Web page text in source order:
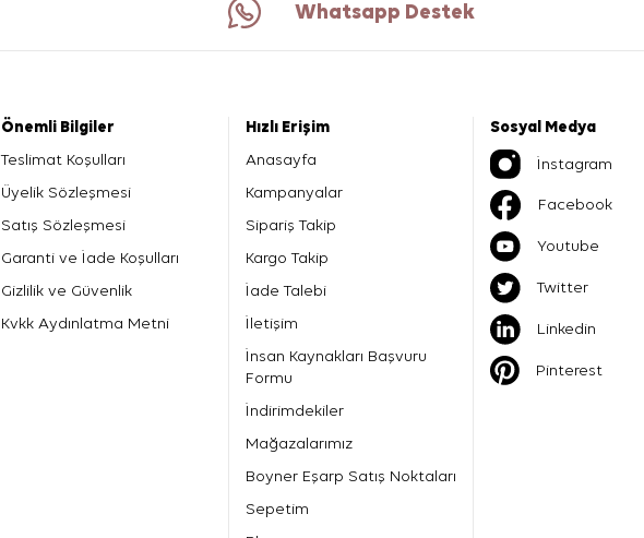
Whatsapp Destek
Önemli Bilgiler
Teslimat Koşulları
Üyelik Sözleşmesi
Satış Sözleşmesi
Garanti ve İade Koşulları
Gizlilik ve Güvenlik
Kvkk Aydınlatma Metni
Hızlı Erişim
Anasayfa
Kampanyalar
Sipariş Takip
Kargo Takip
İade Talebi
İletişim
İnsan Kaynakları Başvuru
Formu
İndirimdekiler
Mağazalarımız
Boyner Eşarp Satış Noktaları
Sepetim
Sosyal Medya
İnstagram
Facebook
Youtube
Twitter
Linkedin
Pinterest